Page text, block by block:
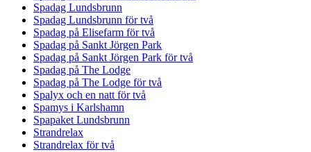
Spadag Lundsbrunn
Spadag Lundsbrunn för två
Spadag på Elisefarm för två
Spadag på Sankt Jörgen Park
Spadag på Sankt Jörgen Park för två
Spadag på The Lodge
Spadag på The Lodge för två
Spalyx och en natt för två
Spamys i Karlshamn
Spapaket Lundsbrunn
Strandrelax
Strandrelax för två